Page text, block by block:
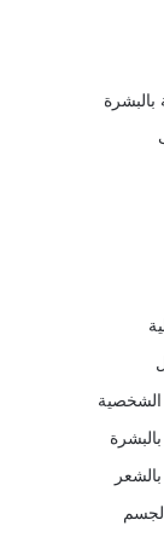
بالبشرة
الشخصية